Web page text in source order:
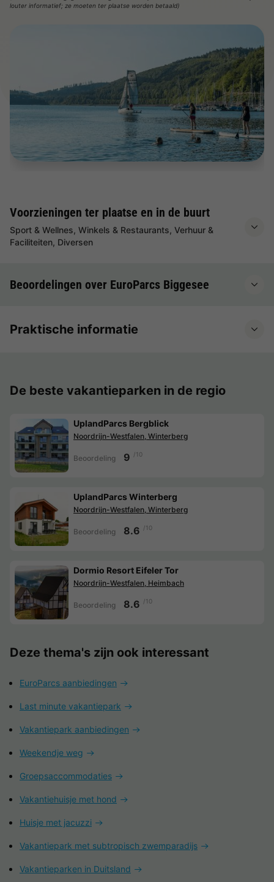
louter informatief; ze moeten ter plaatse worden betaald)
Voorzieningen ter plaatse en in de buurt
Sport & Wellnes, Winkels & Restaurants, Verhuur &
Faciliteiten, Diversen
Beoordelingen over EuroParcs Biggesee
Praktische informatie
De beste vakantieparken in de regio
UplandParcs Bergblick
Noordrijn-Westfalen, Winterberg
Beoordeling 9 /10
UplandParcs Winterberg
Noordrijn-Westfalen, Winterberg
Beoordeling 8.6 /10
Dormio Resort Eifeler Tor
Noordrijn-Westfalen, Heimbach
Beoordeling 8.6 /10
Deze thema's zijn ook interessant
EuroParcs aanbiedingen
Last minute vakantiepark
Vakantiepark aanbiedingen
Weekendje weg
Groepsaccommodaties
Vakantiehuisje met hond
Huisje met jacuzzi
Vakantiepark met subtropisch zwemparadijs
Vakantieparken in Duitsland